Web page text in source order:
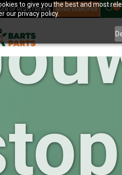
to give you the best and most
our privacy policy.
OF REGISTREREN WORD VERKOPER
0